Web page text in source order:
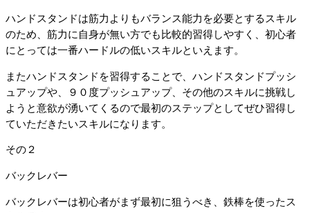
ハンドスタンドは筋力よりもバランス能力を必要とするスキル
のため、筋力に自身が無い方でも比較的習得しやすく、初心者
にとっては一番ハードルの低いスキルといえます。
またハンドスタンドを習得することで、ハンドスタンドプッシ
ュアップや、９０度プッシュアップ、その他のスキルに挑戦し
ようと意欲が湧いてくるので最初のステップとしてぜひ習得し
ていただきたいスキルになります。
その２
バックレバー
バックレバーは初心者がまず最初に狙うべき、鉄棒を使ったス